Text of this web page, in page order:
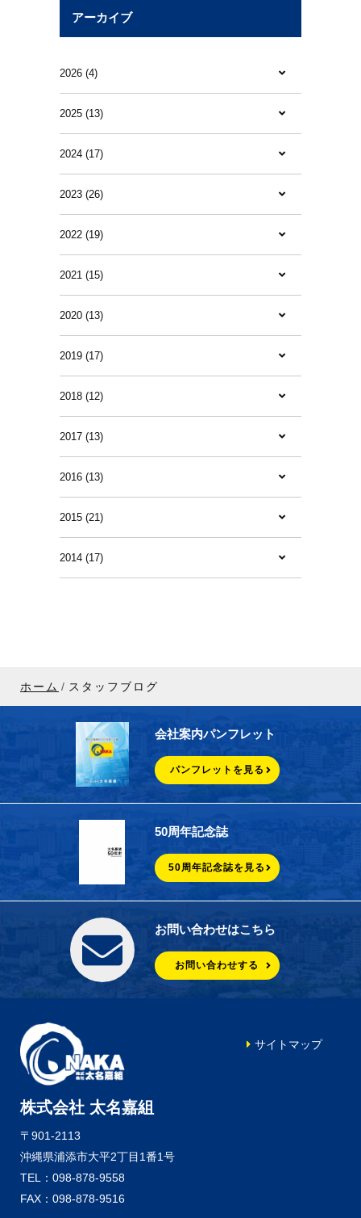
アーカイブ
2026 (4)
2025 (13)
2024 (17)
2023 (26)
2022 (19)
2021 (15)
2020 (13)
2019 (17)
2018 (12)
2017 (13)
2016 (13)
2015 (21)
2014 (17)
ホーム スタッフブログ
会社案内パンフレット
パンフレットを見る
50周年記念誌
50周年記念誌を見る
お問い合わせはこちら
お問い合わせする
株式会社 太名嘉組
〒901-2113
沖縄県浦添市大平2丁目1番1号
TEL：098-878-9558
FAX：098-878-9516
サイトマップ